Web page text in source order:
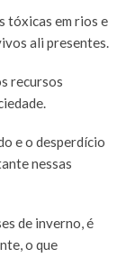
tóxicas em rios e
ali presentes.
recursos
e o desperdício
nessas
de inverno, é
o que